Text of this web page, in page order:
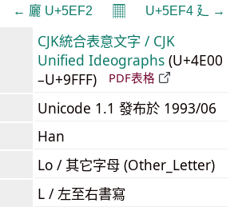
← 廲 U+5EF2 𝄜 U+5EF4 廴 →
CJK統合表意文字 / CJK
Unified Ideographs (U+4E00
–U+9FFF)
PDF表格
Unicode 1.1 發布於 1993/06
Han
Lo / 其它字母 (Other_Letter)
L / 左至右書寫